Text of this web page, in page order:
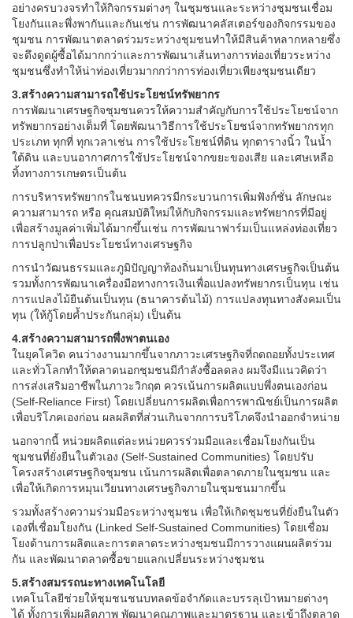
อย่างครบวงจรทำให้กิจกรรมต่างๆ ในชุมชนและระหว่างชุมชนเชื่อม
โยงกันและพึ่งพากันและกันเช่น การพัฒนาคลัสเตอร์ของกิจกรรมของ
ชุมชน การพัฒนาตลาดร่วมระหว่างชุมชนทำให้มีสินค้าหลากหลายซึ่ง
จะดึงดูดผู้ซื้อได้มากกว่าและการพัฒนาเส้นทางการท่องเที่ยวระหว่าง
ชุมชนซึ่งทำให้น่าท่องเที่ยวมากกว่าการท่องเที่ยวเพียงชุมชนเดียว
3.สร้างความสามารถใช้ประโยชน์ทรัพยากร
การพัฒนาเศรษฐกิจชุมชนควรให้ความสำคัญกับการใช้ประโยชน์จาก
ทรัพยากรอย่างเต็มที่ โดยพัฒนาวิธีการใช้ประโยชน์จากทรัพยากรทุก
ประเภท ทุกที่ ทุกเวลาเช่น การใช้ประโยชน์ที่ดิน ทุกตารางนิ้ว ในน้ำ
ใต้ดิน และบนอากาศการใช้ประโยชน์จากขยะของเสีย และเศษเหลือ
ทิ้งทางการเกษตรเป็นต้น
การบริหารทรัพยากรในชนบทควรมีกระบวนการเพิ่มฟังก์ชั่น ลักษณะ
ความสามารถ หรือ คุณสมบัติใหม่ให้กับกิจกรรมและทรัพยากรที่มีอยู่
เพื่อสร้างมูลค่าเพิ่มได้มากขึ้นเช่น การพัฒนาฟาร์มเป็นแหล่งท่องเที่ยว
การปลูกป่าเพื่อประโยชน์ทางเศรษฐกิจ
การนำวัฒนธรรมและภูมิปัญญาท้องถิ่นมาเป็นทุนทางเศรษฐกิจเป็นต้น
รวมทั้งการพัฒนาเครื่องมือทางการเงินเพื่อแปลงทรัพยากรเป็นทุน เช่น
การแปลงไม้ยืนต้นเป็นทุน (ธนาคารต้นไม้) การแปลงทุนทางสังคมเป็น
ทุน (ให้กู้โดยค้ำประกันกลุ่ม) เป็นต้น
4.สร้างความสามารถพึ่งพาตนเอง
ในยุคโควิด คนว่างงานมากขึ้นจากภาวะเศรษฐกิจที่ถดถอยทั้งประเทศ
และทั่วโลกทำให้ตลาดนอกชุมชนมีกำลังซื้อลดลง ผมจึงมีแนวคิดว่า
การส่งเสริมอาชีพในภาวะวิกฤต ควรเน้นการผลิตแบบพึ่งตนเองก่อน
(Self-Reliance First) โดยเปลี่ยนการผลิตเพื่อการพาณิชย์เป็นการผลิต
เพื่อบริโภคเองก่อน ผลผลิตที่ส่วนเกินจากการบริโภคจึงนำออกจำหน่าย
นอกจากนี้ หน่วยผลิตแต่ละหน่วยควรร่วมมือและเชื่อมโยงกันเป็น
ชุมชนที่ยั่งยืนในตัวเอง (Self-Sustained Communities) โดยปรับ
โครงสร้างเศรษฐกิจชุมชน เน้นการผลิตเพื่อตลาดภายในชุมชน และ
เพื่อให้เกิดการหมุนเวียนทางเศรษฐกิจภายในชุมชนมากขึ้น
รวมทั้งสร้างความร่วมมือระหว่างชุมชน เพื่อให้เกิดชุมชนที่ยั่งยืนในตัว
เองที่เชื่อมโยงกัน (Linked Self-Sustained Communities) โดยเชื่อม
โยงด้านการผลิตและการตลาดระหว่างชุมชนมีการวางแผนผลิตร่วม
กัน และพัฒนาตลาดซื้อขายแลกเปลี่ยนระหว่างชุมชน
5.สร้างสมรรถนะทางเทคโนโลยี
เทคโนโลยีช่วยให้ชุมชนชนบทลดข้อจำกัดและบรรลุเป้าหมายต่างๆ
ได้ ทั้งการเพิ่มผลิตภาพ พัฒนาคุณภาพและมาตรฐาน และเข้าถึงตลาด